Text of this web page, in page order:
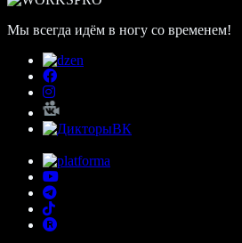
Мы всегда идём в ногу со временем!